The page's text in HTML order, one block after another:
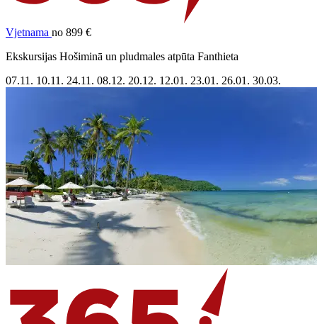
Vjetnama no 899 €
Ekskursijas Hošiminā un pludmales atpūta Fanthieta
07.11. 10.11. 24.11. 08.12. 20.12. 12.01. 23.01. 26.01. 30.03.